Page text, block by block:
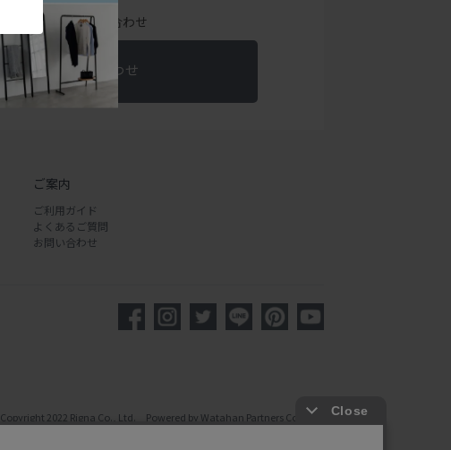
メールでのお問い合わせ
お問い合わせ
ご案内
ご利用ガイド
よくあるご質問
お問い合わせ
Copyright 2022 Rigna Co., Ltd. Powered by Watahan Partners Co., Ltd.